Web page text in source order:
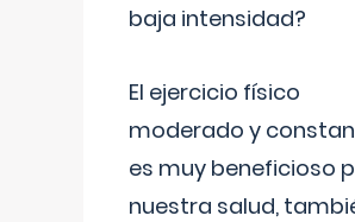
baja intensidad?
El ejercicio físico
moderado y
es muy beneficioso
nuestra salud,